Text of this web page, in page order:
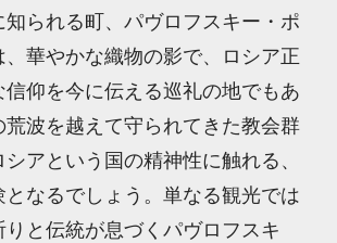
知られる町、パヴロフスキー・ポ
華やかな織物の影で、ロシア正
仰を今に伝える巡礼の地でもあ
荒波を越えて守られてきた教会群
アという国の精神性に触れる、
なるでしょう。単なる観光では
と伝統が息づくパヴロフスキ